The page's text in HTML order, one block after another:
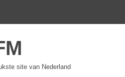
site van Nederland